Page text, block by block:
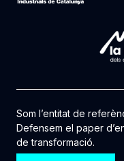
Som l’entitat de
Defensem el paper
de transformació.